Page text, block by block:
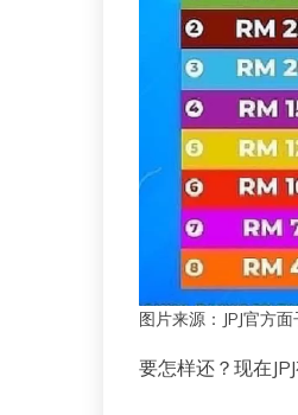
图片来源：JPJ官方面
要怎样还？现在